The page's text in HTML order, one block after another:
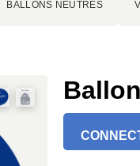
BALLONS NEUTRES